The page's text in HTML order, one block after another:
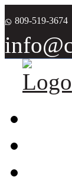
809-519-3674